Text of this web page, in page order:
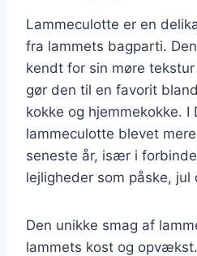
Lammeculotte er en
fra lammets bagparti.
kendt for sin møre
gør den til en favorit
kokke og hjemmekokke. I
lammeculotte blevet
seneste år, især i
lejligheder som påske, jul
Den unikke smag af
lammets kost og